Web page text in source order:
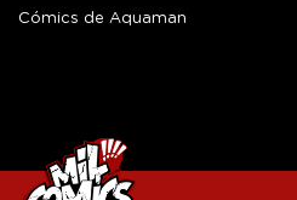
Cómics de Aquaman